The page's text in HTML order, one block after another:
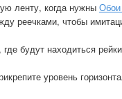
ленту, когда нужны Обои
реечками, чтобы
будут находиться
уровень